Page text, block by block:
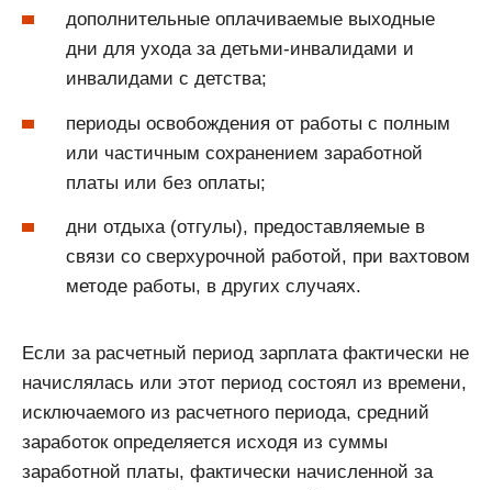
дополнительные оплачиваемые выходные
дни для ухода за детьми-инвалидами и
инвалидами с детства;
периоды освобождения от работы с полным
или частичным сохранением заработной
платы или без оплаты;
дни отдыха (отгулы), предоставляемые в
связи со сверхурочной работой, при вахтовом
методе работы, в других случаях.
Если за расчетный период зарплата фактически не
начислялась или этот период состоял из времени,
исключаемого из расчетного периода, средний
заработок определяется исходя из суммы
заработной платы, фактически начисленной за